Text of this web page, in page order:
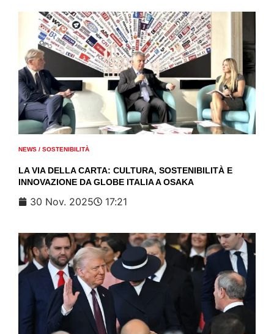
NEWS / SOSTENIBILITÀ
LA VIA DELLA CARTA: CULTURA, SOSTENIBILITÀ E
INNOVAZIONE DA GLOBE ITALIA A OSAKA
30 Nov. 2025 17:21